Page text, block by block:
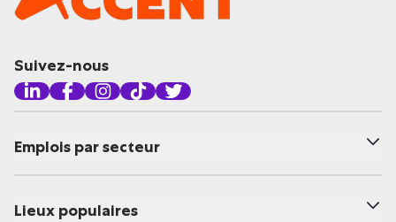
Suivez-nous
Emplois par secteur
Lieux populaires